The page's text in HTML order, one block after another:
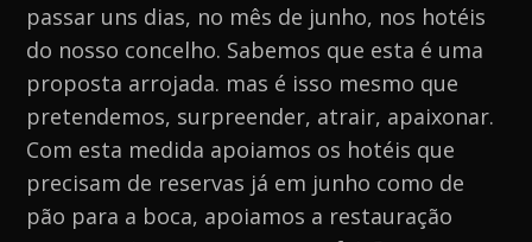
passar uns dias, no mês de junho, nos hotéis
do nosso concelho. Sabemos que esta é uma
proposta arrojada. mas é isso mesmo que
pretendemos, surpreender, atrair, apaixonar.
Com esta medida apoiamos os hotéis que
precisam de reservas já em junho como de
pão para a boca, apoiamos a restauração